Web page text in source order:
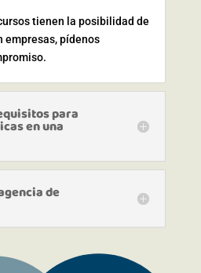
tienen la posibilidad de
empresas, pídenos
para
en una
de